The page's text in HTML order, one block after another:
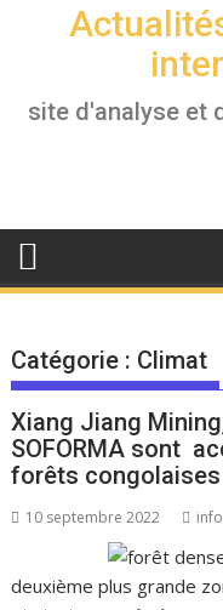
site d'analyse et
Catégorie : Climat
Xiang Jiang
SOFORMA sont
forêts
10 septembre 2022
deuxième plus grande